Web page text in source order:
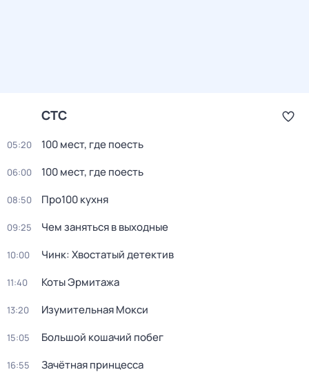
СТС
05:20 100 мест, где поесть
06:00 100 мест, где поесть
08:50 Про100 кухня
09:25 Чем заняться в выходные
10:00 Чинк: Хвостатый детектив
11:40 Коты Эрмитажа
13:20 Изумительная Мокси
15:05 Большой кошачий побег
16:55 Зачётная принцесса